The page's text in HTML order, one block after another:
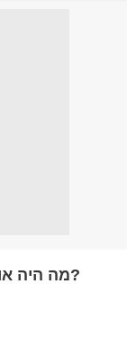
מה היה אומר ז'בוטינסקי על מדינת ישראל היום?